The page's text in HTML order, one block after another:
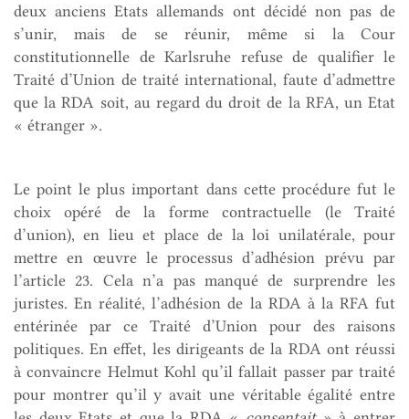
deux anciens Etats allemands ont décidé non pas de
s’unir, mais de se réunir, même si la Cour
constitutionnelle de Karlsruhe refuse de qualifier le
Traité d’Union de traité international, faute d’admettre
que la RDA soit, au regard du droit de la RFA, un Etat
« étranger ».
Le point le plus important dans cette procédure fut le
choix opéré de la forme contractuelle (le Traité
d’union), en lieu et place de la loi unilatérale, pour
mettre en œuvre le processus d’adhésion prévu par
l’article 23. Cela n’a pas manqué de surprendre les
juristes. En réalité, l’adhésion de la RDA à la RFA fut
entérinée par ce Traité d’Union pour des raisons
politiques. En effet, les dirigeants de la RDA ont réussi
à convaincre Helmut Kohl qu’il fallait passer par traité
pour montrer qu’il y avait une véritable égalité entre